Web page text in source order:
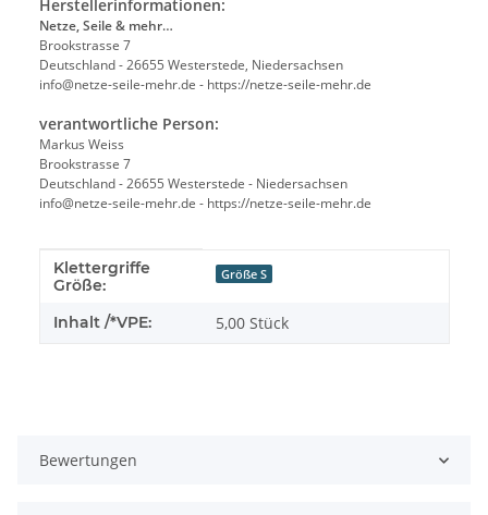
Herstellerinformationen:
Netze, Seile & mehr…
Brookstrasse 7
Deutschland - 26655 Westerstede, Niedersachsen
info@netze-seile-mehr.de - https://netze-seile-mehr.de
verantwortliche Person:
Markus Weiss
Brookstrasse 7
Deutschland - 26655 Westerstede - Niedersachsen
info@netze-seile-mehr.de - https://netze-seile-mehr.de
Produkteigenschaft
Wert
Klettergriffe
Größe:
Größe S
Inhalt /*VPE: 5,00 Stück
Bewertungen